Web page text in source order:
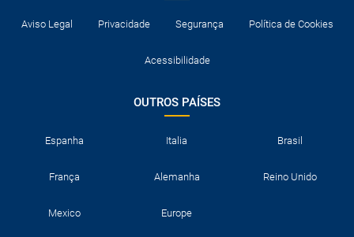
Aviso Legal Privacidade Segurança Política de Cookies
Acessibilidade
OUTROS PAÍSES
Espanha Italia Brasil
França Alemanha Reino Unido
Mexico Europe